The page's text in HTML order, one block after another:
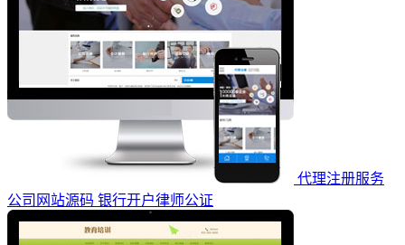
代理注册服务
公司网站源码 银行开户律师公证